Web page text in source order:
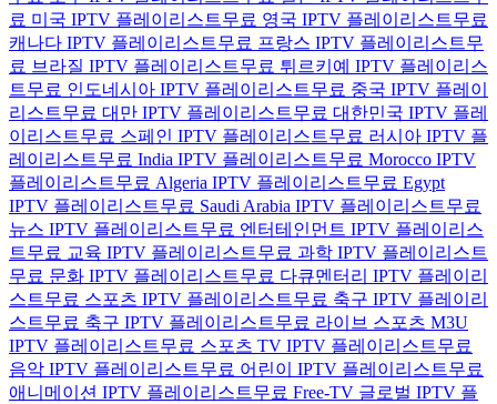
료 미국 IPTV 플레이리스트무료 영국 IPTV 플레이리스트무료
캐나다 IPTV 플레이리스트무료 프랑스 IPTV 플레이리스트무
료 브라질 IPTV 플레이리스트무료 튀르키예 IPTV 플레이리스
트무료 인도네시아 IPTV 플레이리스트무료 중국 IPTV 플레이
리스트무료 대만 IPTV 플레이리스트무료 대한민국 IPTV 플레
이리스트무료 스페인 IPTV 플레이리스트무료 러시아 IPTV 플
레이리스트무료 India IPTV 플레이리스트무료 Morocco IPTV
플레이리스트무료 Algeria IPTV 플레이리스트무료 Egypt
IPTV 플레이리스트무료 Saudi Arabia IPTV 플레이리스트무료
뉴스 IPTV 플레이리스트무료 엔터테인먼트 IPTV 플레이리스
트무료 교육 IPTV 플레이리스트무료 과학 IPTV 플레이리스트
무료 문화 IPTV 플레이리스트무료 다큐멘터리 IPTV 플레이리
스트무료 스포츠 IPTV 플레이리스트무료 축구 IPTV 플레이리
스트무료 축구 IPTV 플레이리스트무료 라이브 스포츠 M3U
IPTV 플레이리스트무료 스포츠 TV IPTV 플레이리스트무료
음악 IPTV 플레이리스트무료 어린이 IPTV 플레이리스트무료
애니메이션 IPTV 플레이리스트무료 Free-TV 글로벌 IPTV 플